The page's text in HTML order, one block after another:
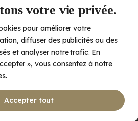
votre vie privée.
pour améliorer votre
diffuser des publicités ou des
et analyser notre trafic. En
», vous consentez à notre
Accepter tout
Accepter
Refuser